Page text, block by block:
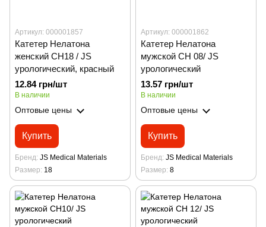
Артикул: 000001857
Катетер Нелатона
женский CH18 / JS
урологический, красный
12.84 грн/шт
В наличии
Оптовые цены
Купить
Бренд JS Medical Materials
Размер 18
Артикул: 000001862
Катетер Нелатона
мужской CH 08/ JS
урологический
13.57 грн/шт
В наличии
Оптовые цены
Купить
Бренд JS Medical Materials
Размер 8